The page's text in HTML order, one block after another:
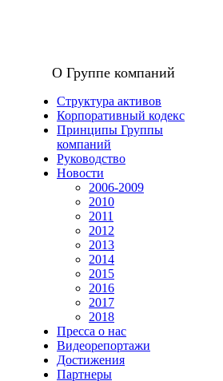
О Группе компаний
Структура активов
Корпоративный кодекс
Принципы Группы
компаний
Руководство
Новости
2006-2009
2010
2011
2012
2013
2014
2015
2016
2017
2018
Пресса о нас
Видеорепортажи
Достижения
Партнеры